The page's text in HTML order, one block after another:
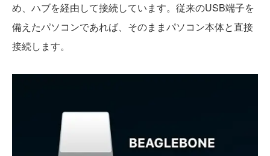
め、ハブを経由して接続しています。従来のUSB端子を
備えたパソコンであれば、そのままパソコン本体と直接
接続します。